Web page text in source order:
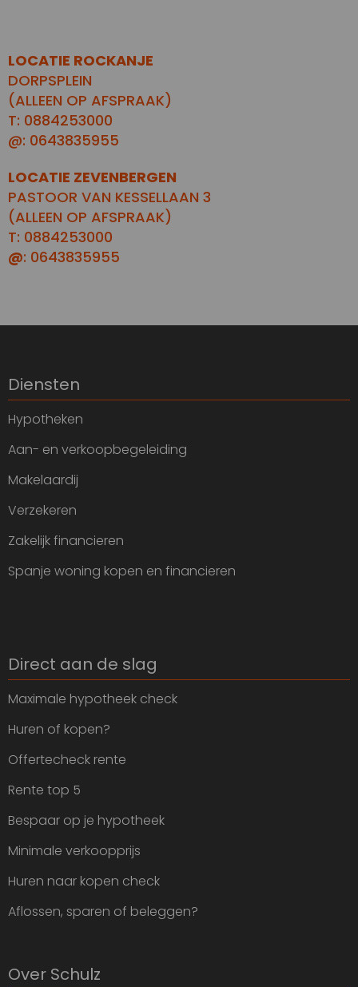
LOCATIE ROCKANJE
DORPSPLEIN
(ALLEEN OP AFSPRAAK)
T: 0884253000
@: 0643835955
LOCATIE ZEVENBERGEN
PASTOOR VAN KESSELLAAN 3
(ALLEEN OP AFSPRAAK)
T: 0884253000
@: 0643835955
Diensten
Hypotheken
Aan- en verkoopbegeleiding
Makelaardij
Verzekeren
Zakelijk financieren
Spanje woning kopen en financieren
Direct aan de slag
Maximale hypotheek check
Huren of kopen?
Offertecheck rente
Rente top 5
Bespaar op je hypotheek
Minimale verkoopprijs
Huren naar kopen check
Aflossen, sparen of beleggen?
Over Schulz